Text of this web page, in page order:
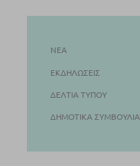
ΝΈΑ
ΕΚΔΗΛΏΣΕΙΣ
ΔΕΛΤΊΑ ΤΎΠΟΥ
ΔΗΜΟΤΙΚΆ ΣΥΜΒΟΎΛΙΑ